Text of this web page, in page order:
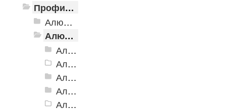
Профили алюминиевые с резиновой вставкой
Алюминиевая полоса с резиновыми вставками
Алюминиевый угол-порог с резиновой вставкой
Алюминиевый угол-порог АУ-38, 38x20 мм
Алюминиевый угол-порог АУ-42 Евро, 2500мм
Алюминиевый угол-порог АУ-42, 42x23 мм
Алюминиевый угол-порог АУ-42 (на клеевой основе)
Алюминиевый угол-порог АУ-50 Евро, 2500мм